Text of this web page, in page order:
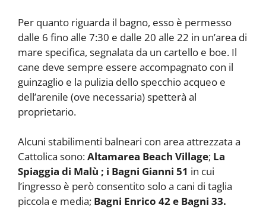
Per quanto riguarda il bagno, esso è permesso
dalle 6 fino alle 7:30 e dalle 20 alle 22 in un’area di
mare specifica, segnalata da un cartello e boe. Il
cane deve sempre essere accompagnato con il
guinzaglio e la pulizia dello specchio acqueo e
dell’arenile (ove necessaria) spetterà al
proprietario.
Alcuni stabilimenti balneari con area attrezzata a
Cattolica sono:Altamarea Beach Village; La
Spiaggia di Malù ; i Bagni Gianni 51 in cui
l’ingresso è però consentito solo a cani di taglia
piccola e media; Bagni Enrico 42 e Bagni 33.